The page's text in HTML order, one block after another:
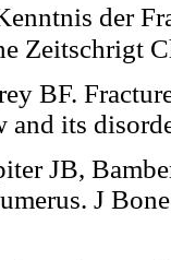
der
Zeitschrigt
BF.
and its
JB,
J